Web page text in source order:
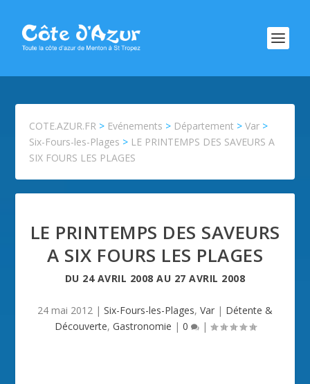
COTE.AZUR.FR > Evénements > Département >Var >
Six-Fours-les-Plages > LE PRINTEMPS DES SAVEURS A
SIX FOURS LES PLAGES
LE PRINTEMPS DES SAVEURS
A SIX FOURS LES PLAGES
DU 24 AVRIL 2008 AU 27 AVRIL 2008
24 mai 2012 | Six-Fours-les-Plages, Var | Détente &
Découverte, Gastronomie | 0 |